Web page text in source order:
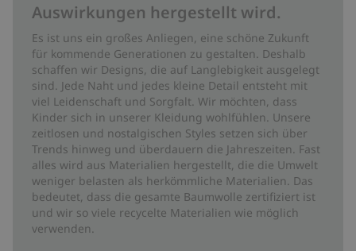
Auswirkungen hergestellt wird.
Es ist uns ein großes Anliegen, eine schöne Zukunft
für kommende Generationen zu gestalten. Deshalb
schaffen wir Designs, die auf Langlebigkeit ausgelegt
sind. Jede Naht und jedes kleine Detail entsteht mit
viel Leidenschaft und Sorgfalt. Wir möchten, dass
Kinder sich in unserer Kleidung wohlfühlen. Unsere
zeitlosen und nostalgischen Styles setzen sich über
Trends hinweg und überdauern die Jahreszeiten. Fast
alles wird aus Materialien hergestellt, die die Umwelt
weniger belasten als herkömmliche Materialien. Das
bedeutet, dass die gesamte Baumwolle zertifiziert ist
und wir so viele recycelte Materialien wie möglich
verwenden.